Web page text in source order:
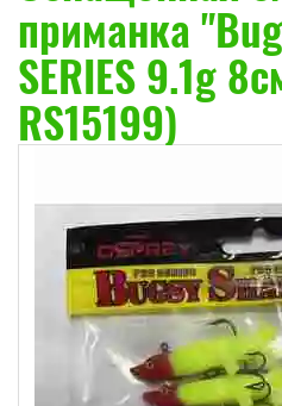
приманка
SERIES 9.1g
RS15199)